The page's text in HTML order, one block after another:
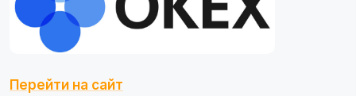
Перейти на сайт